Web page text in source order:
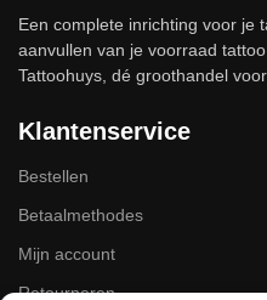
Een complete inrichting voor je
aanvullen van je voorraad
Tattoohuys, dé groothandel
Klantenservice
Bestellen
Betaalmethodes
Mijn account
Retourneren